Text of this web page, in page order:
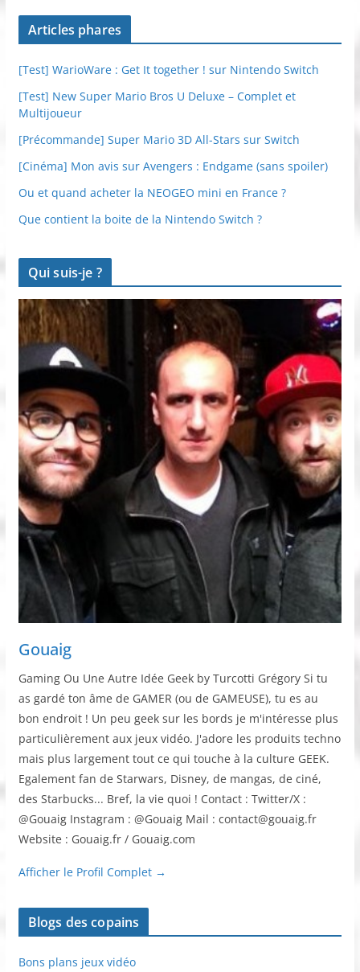
Articles phares
[Test] WarioWare : Get It together ! sur Nintendo Switch
[Test] New Super Mario Bros U Deluxe – Complet et
Multijoueur
[Précommande] Super Mario 3D All-Stars sur Switch
[Cinéma] Mon avis sur Avengers : Endgame (sans spoiler)
Ou et quand acheter la NEOGEO mini en France ?
Que contient la boite de la Nintendo Switch ?
Qui suis-je ?
Gouaig
Gaming Ou Une Autre Idée Geek by Turcotti Grégory Si tu
as gardé ton âme de GAMER (ou de GAMEUSE), tu es au
bon endroit ! Un peu geek sur les bords je m'intéresse plus
particulièrement aux jeux vidéo. J'adore les produits techno
mais plus largement tout ce qui touche à la culture GEEK.
Egalement fan de Starwars, Disney, de mangas, de ciné,
des Starbucks... Bref, la vie quoi ! Contact : Twitter/X :
@Gouaig Instagram : @Gouaig Mail : contact@gouaig.fr
Website : Gouaig.fr / Gouaig.com
Afficher le Profil Complet →
Blogs des copains
Bons plans jeux vidéo